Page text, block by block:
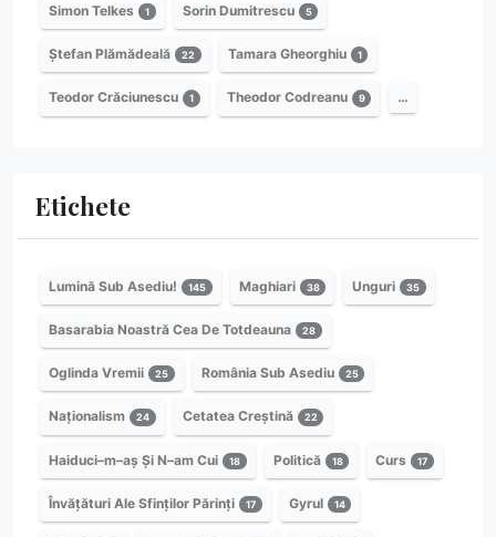
Simon Telkes 1 Sorin Dumitrescu 5
Ștefan Plămădeală 22 Tamara Gheorghiu 1
Teodor Crăciunescu 1 Theodor Codreanu 9 …
Etichete
Lumină Sub Asediu! 145 Maghiari 38 Unguri 35
Basarabia Noastră Cea De Totdeauna 28
Oglinda Vremii 25 România Sub Asediu 25
Naționalism 24 Cetatea Creștină 22
Haiduci–m–aș Și N–am Cui 18 Politică 18 Curs 17
Învățături Ale Sfinților Părinți 17 Gyrul 14